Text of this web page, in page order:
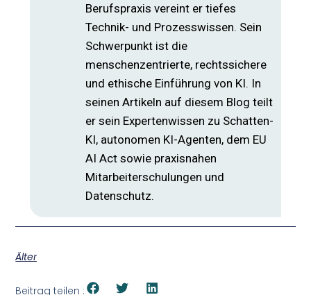
Berufspraxis vereint er tiefes
Technik- und Prozesswissen. Sein
Schwerpunkt ist die
menschenzentrierte, rechtssichere
und ethische Einführung von KI. In
seinen Artikeln auf diesem Blog teilt
er sein Expertenwissen zu Schatten-
KI, autonomen KI-Agenten, dem EU
AI Act sowie praxisnahen
Mitarbeiterschulungen und
Datenschutz.
Älter
Beitrag teilen :